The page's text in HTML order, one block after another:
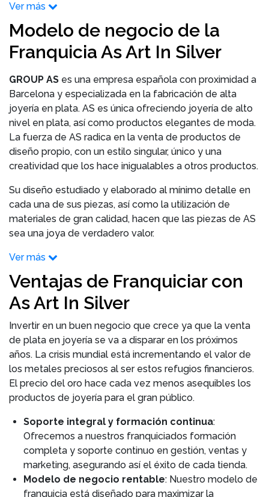
Ver más
Modelo de negocio de la
Franquicia As Art In Silver
GROUP AS es una empresa española con proximidad a
Barcelona y especializada en la fabricación de alta
joyería en plata. AS es única ofreciendo joyería de alto
nivel en plata, así como productos elegantes de moda.
La fuerza de AS radica en la venta de productos de
diseño propio, con un estilo singular, único y una
creatividad que los hace inigualables a otros productos.
Su diseño estudiado y elaborado al mínimo detalle en
cada una de sus piezas, así como la utilización de
materiales de gran calidad, hacen que las piezas de AS
sea una joya de verdadero valor.
Ver más
Ventajas de Franquiciar con
As Art In Silver
Invertir en un buen negocio que crece ya que la venta
de plata en joyería se va a disparar en los próximos
años. La crisis mundial está incrementando el valor de
los metales preciosos al ser estos refugios financieros.
El precio del oro hace cada vez menos asequibles los
productos de joyería para el gran público.
Soporte integral y formación continua:
Ofrecemos a nuestros franquiciados formación
completa y soporte continuo en gestión, ventas y
marketing, asegurando así el éxito de cada tienda.
Modelo de negocio rentable: Nuestro modelo de
franquicia está diseñado para maximizar la